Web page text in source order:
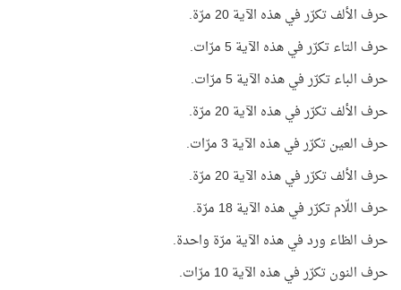
حرف الألف تكرّر في هذه الآية 20 مرّة.
حرف التاء تكرّر في هذه الآية 5 مرّات.
حرف الباء تكرّر في هذه الآية 5 مرّات.
حرف الألف تكرّر في هذه الآية 20 مرّة.
حرف العين تكرّر في هذه الآية 3 مرّات.
حرف الألف تكرّر في هذه الآية 20 مرّة.
حرف اللّام تكرّر في هذه الآية 18 مرّة.
حرف الظاء ورد في هذه الآية مرّة واحدة.
حرف النون تكرّر في هذه الآية 10 مرّات.